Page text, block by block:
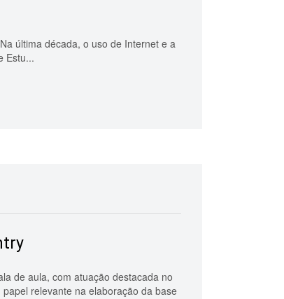
última década, o uso de Internet e a
Estu...
de aula, com atuação destacada no
relevante na elaboração da base